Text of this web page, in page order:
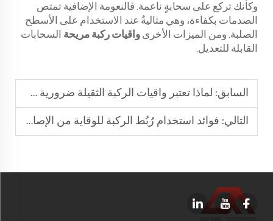
وكأنك تركع على سحابةٍ ناعمة. فالنعومة الإضافية تمتص
الصدمات بكفاءة، وهي مثاليةٌ عند الاستخدام على الأسطح
الصلبة. ومن الميزات الأخرى واقيات ركبة مريحة السحابات
القابلة للتعديل.
السابق: لماذا تعتبر واقيات الركبة الثقيلة ضرورية جدًّا لمحترفي تركيب الأرضيات والبلاط
التالي: فوائد استخدام رُبُط الركبة للوقاية من الإصابات وتحسين الأداء